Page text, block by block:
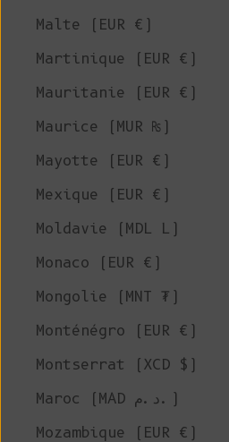
Malte (EUR €)
Martinique (EUR €)
Mauritanie (EUR €)
Maurice (MUR ₨)
Mayotte (EUR €)
Mexique (EUR €)
Moldavie (MDL L)
Monaco (EUR €)
Mongolie (MNT ₮)
Monténégro (EUR €)
Montserrat (XCD $)
Maroc (MAD د.م.)
Mozambique (EUR €)